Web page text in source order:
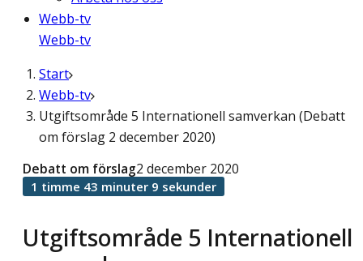
Webb-tv
Webb-tv
Start
Webb-tv
Utgiftsområde 5 Internationell samverkan (Debatt
om förslag 2 december 2020)
Utgiftsområde 5 Internationell
Debatt om förslag2 december 2020
1 timme 43 minuter 9 sekunder